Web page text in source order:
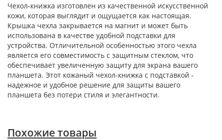
Чехол-книжка изготовлен из качественной искусственной
кожи, которая выглядит и ощущается как настоящая.
Крышка чехла закрывается на магнит и может быть
использована в качестве удобной подставки для
устройства. Отличительной особенностью этого чехла
является его совместимость с защитным стеклом, что
обеспечивает увеличенную защиту для экрана вашего
планшета. Этот кожаный чехол-книжка с подставкой -
надежное и удобное решение для защиты вашего
планшета без потери стиля и элегантности.
Похожие товары